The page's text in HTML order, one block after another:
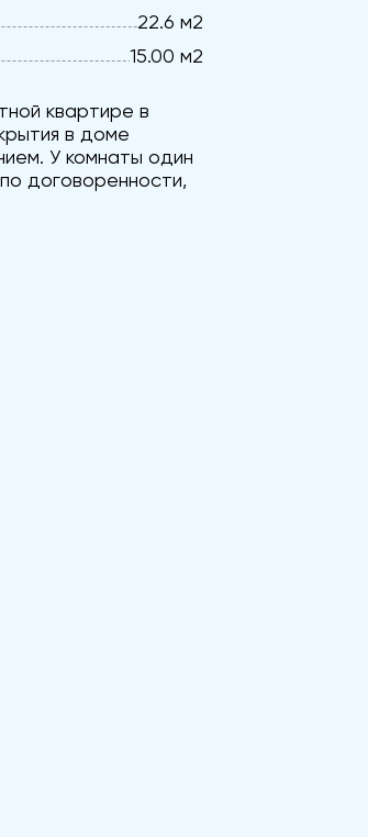
22.6 м2
15.00 м2
квартире в
в доме
У комнаты один
договоренности,